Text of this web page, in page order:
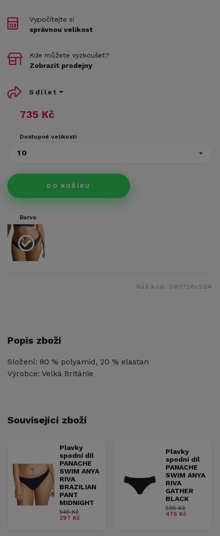
735 Kč
Dostupné velikosti
10
DO KOŠÍKU
Vypočítejte si
správnou velikost
Kde můžete vyzkoušet?
Zobrazit prodejny
Sdílet
Barva
Náš kód: SW1726cSBK
Popis zboží
Složení: 80 % polyamid, 20 % elastan
Výrobce: Velká Británie
Související zboží
Plavky
spodní díl
PANACHE
SWIM ANYA
RIVA
BRAZILIAN
PANT
MIDNIGHT
545 Kč
297 Kč
Plavky
spodní díl
PANACHE
SWIM ANYA
RIVA
GATHER
BLACK
595 Kč
476 Kč